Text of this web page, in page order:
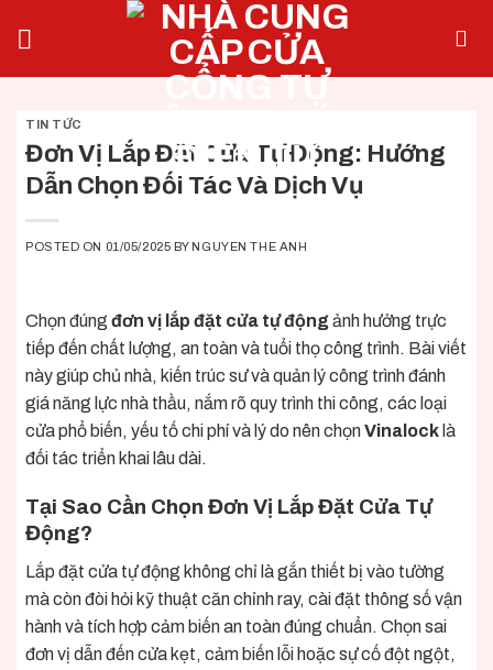
TIN TỨC
Đơn Vị Lắp Đặt Cửa Tự Động: Hướng
Dẫn Chọn Đối Tác Và Dịch Vụ
POSTED ON 01/05/2025 BY NGUYEN THE ANH
Chọn đúng đơn vị lắp đặt cửa tự động ảnh hưởng trực
tiếp đến chất lượng, an toàn và tuổi thọ công trình. Bài viết
này giúp chủ nhà, kiến trúc sư và quản lý công trình đánh
giá năng lực nhà thầu, nắm rõ quy trình thi công, các loại
cửa phổ biến, yếu tố chi phí và lý do nên chọnVinalock là
đối tác triển khai lâu dài.
Tại Sao Cần Chọn Đơn Vị Lắp Đặt Cửa Tự
Động?
Lắp đặt cửa tự động không chỉ là gắn thiết bị vào tường
mà còn đòi hỏi kỹ thuật căn chỉnh ray, cài đặt thông số vận
hành và tích hợp cảm biến an toàn đúng chuẩn. Chọn sai
đơn vị dẫn đến cửa kẹt, cảm biến lỗi hoặc sự cố đột ngột,